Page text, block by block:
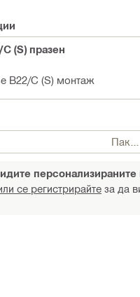
(S) празен
B22/C (S) монтаж
се регистрирайте за да